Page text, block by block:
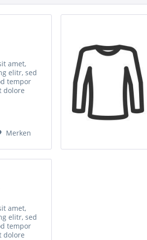
amet,
elitr, sed
tempor
dolore
accusam
ea rebum.
Merken
amet,
elitr, sed
tempor
dolore